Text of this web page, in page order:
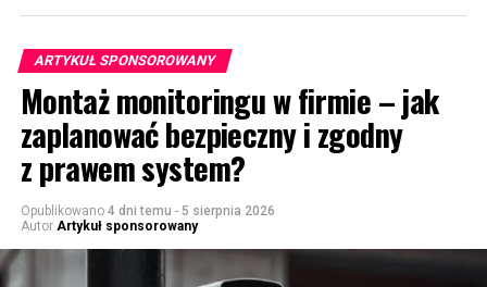
ARTYKUŁ SPONSOROWANY
Montaż monitoringu w firmie – jak
zaplanować bezpieczny i zgodny
z prawem system?
Opublikowano 4 dni temu - 5 sierpnia 2026
Autor Artykuł sponsorowany